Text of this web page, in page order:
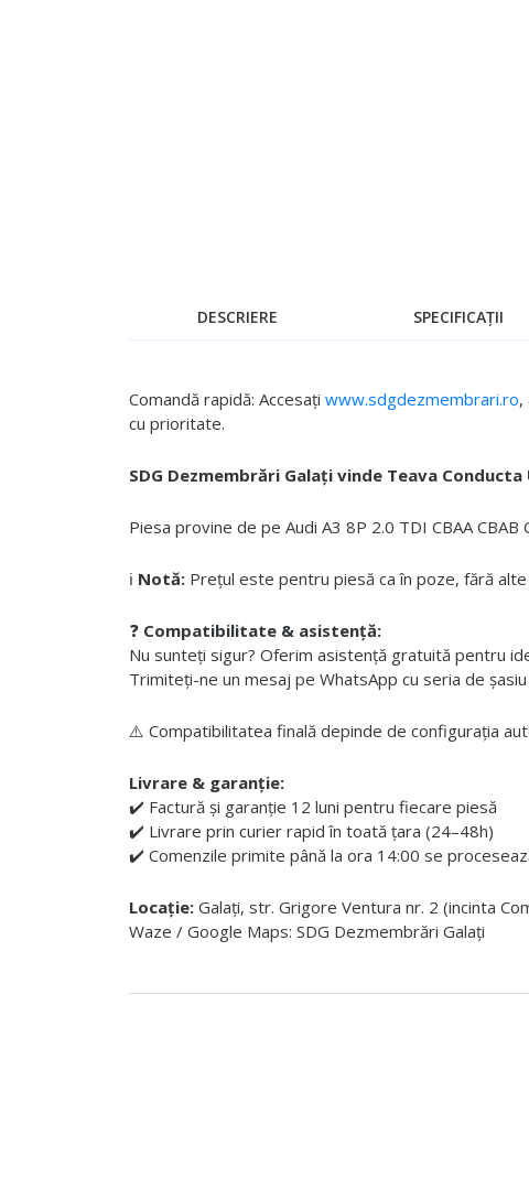
DESCRIERE
Comandă rapidă: Accesați www.sdgdezmembrari.ro,
cu prioritate.
SDG Dezmembrări Galați vinde Teava
Piesa provine de pe Audi A3 8P 2.0 TDI CBAA
ℹ️ Notă: Prețul este pentru piesă ca în poze, fără
❓ Compatibilitate & asistență:
Nu sunteți sigur? Oferim asistență gratuită pentru
Trimiteți-ne un mesaj pe WhatsApp cu seria de
⚠️ Compatibilitatea finală depinde de configurația
Livrare & garanție:
✔️ Factură și garanție 12 luni pentru fiecare piesă
✔️ Livrare prin curier rapid în toată țara (24–48h)
✔️ Comenzile primite până la ora 14:00 se
Locație: Galați, str. Grigore Ventura nr. 2 (incinta
Waze / Google Maps: SDG Dezmembrări Galați
SPECIFICAȚII